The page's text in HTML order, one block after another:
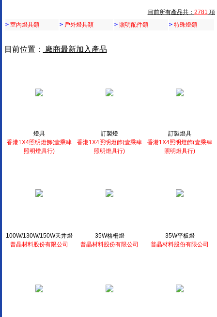
目前所有產品共： 2781 項
> 室內燈具類 > 戶外燈具類 > 照明配件類 > 特殊燈類
目前位置： 廠商最新加入產品
燈具
香港1X4照明燈飾(壹乘肆
照明燈具行)
訂製燈
香港1X4照明燈飾(壹乘肆
照明燈具行)
訂製燈具
香港1X4照明燈飾(壹乘肆
照明燈具行)
100W/130W/150W天井燈
普晶材料股份有限公司
35W格柵燈
普晶材料股份有限公司
35W平板燈
普晶材料股份有限公司